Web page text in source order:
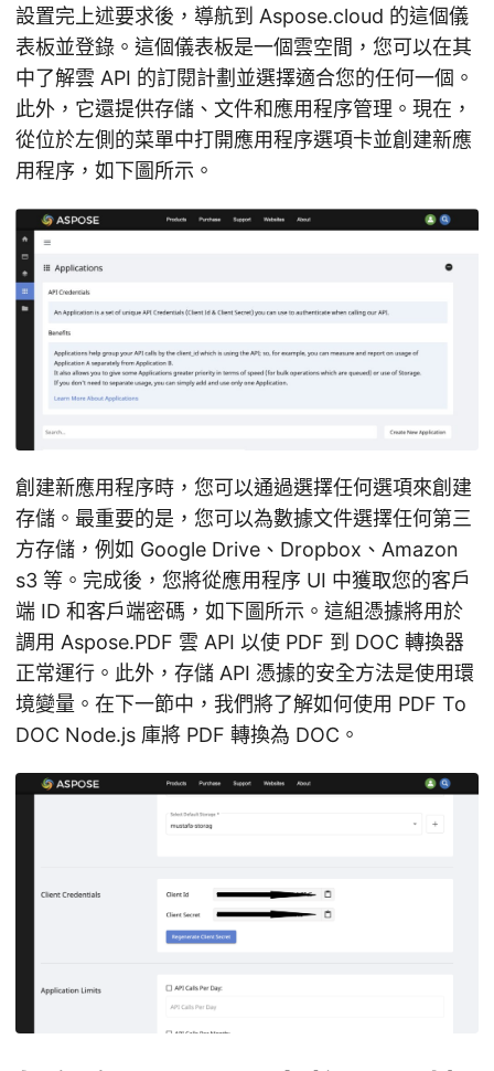
設置完上述要求後，導航到 Aspose.cloud 的這個儀
表板並登錄。這個儀表板是一個雲空間，您可以在其
中了解雲 API 的訂閱計劃並選擇適合您的任何一個。
此外，它還提供存儲、文件和應用程序管理。現在，
從位於左側的菜單中打開應用程序選項卡並創建新應
用程序，如下圖所示。
創建新應用程序時，您可以通過選擇任何選項來創建
存儲。最重要的是，您可以為數據文件選擇任何第三
方存儲，例如 Google Drive、Dropbox、Amazon
s3 等。完成後，您將從應用程序 UI 中獲取您的客戶
端 ID 和客戶端密碼，如下圖所示。這組憑據將用於
調用 Aspose.PDF 雲 API 以使 PDF 到 DOC 轉換器
正常運行。此外，存儲 API 憑據的安全方法是使用環
境變量。在下一節中，我們將了解如何使用 PDF To
DOC Node.js 庫將 PDF 轉換為 DOC。